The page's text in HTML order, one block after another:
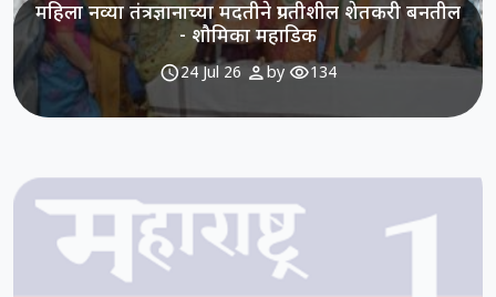
महिला नव्या तंत्रज्ञानाच्या मदतीने प्रगतीशील शेतकरी बनतील
- शौमिका महाडिक
schedule24 Jul 26 personby visibility134